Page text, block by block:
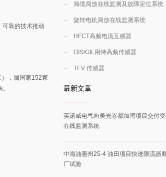
可靠的技术推动
，属国家152家
海缆局放在线监测及故障定位系统
旋转电机局放在线监测系统
HFCT高频电流互感器
GIS/GIL用特高频传感器
TEV 传感器
最新文章
英诺威电气向美光峇都加湾项目交付
在线监测系统
中海油惠州25-4 油田项目快速限流器
厂试验